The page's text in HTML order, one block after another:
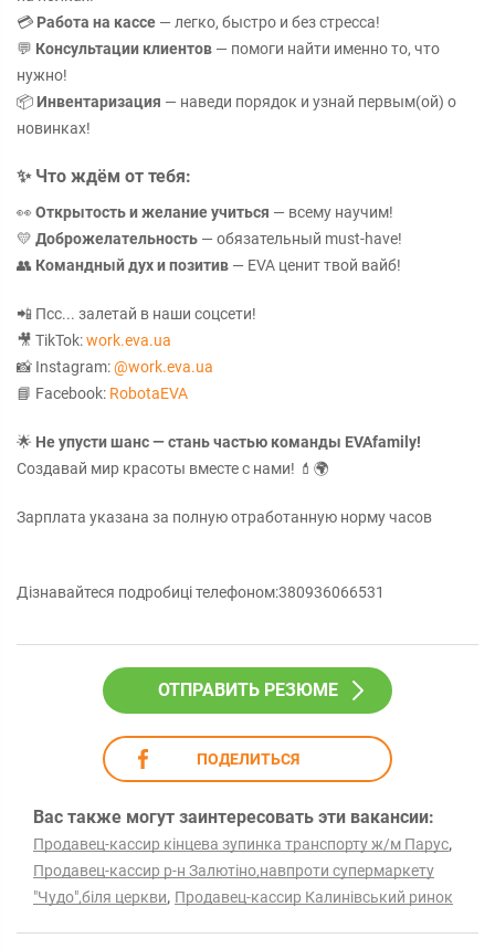
💳 Работа на кассе — легко, быстро и без стресса!
💬 Консультации клиентов — помоги найти именно то, что
нужно!
📦Инвентаризация — наведи порядок и узнай первым(ой) о
новинках!
✨ Что ждём от тебя:
👀 Открытость и желание учиться — всему научим!
💛 Доброжелательность — обязательный must-have!
👥 Командный дух и позитив — EVA ценит твой вайб!
📲 Псс... залетай в наши соцсети!
🎥 TikTok:work.eva.ua
📸 Instagram:@work.eva.ua
📘 Facebook: RobotaEVA
🌟 Не упусти шанс — стань частью команды EVAfamily!
Создавай мир красоты вместе с нами! 💄🌍
Зарплата указана за полную отработанную норму часов
Дізнавайтеся подробиці телефоном:380936066531
ОТПРАВИТЬ РЕЗЮМЕ
ПОДЕЛИТЬСЯ
Вас также могут заинтересовать эти вакансии:
Продавец-кассир кінцева зупинка транспорту ж/м Парус,
Продавец-кассир р-н Залютіно,навпроти супермаркету
"Чудо",біля церкви, Продавец-кассир Калинівський ринок